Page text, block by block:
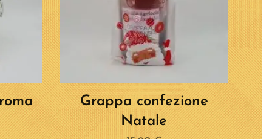
Grappa confezione
Natale